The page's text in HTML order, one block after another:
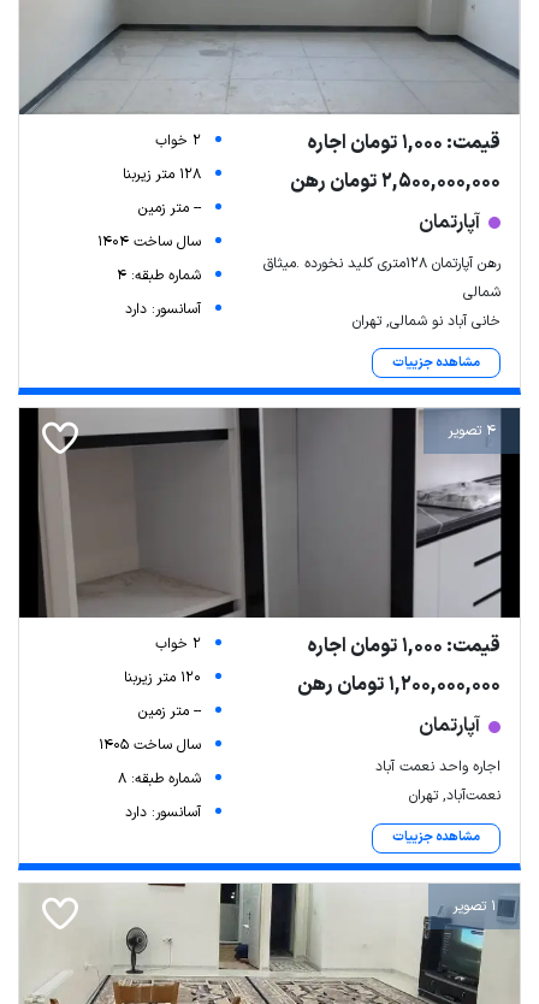
قیمت: 1,000 تومان اجاره
2,500,000,000 تومان رهن
آپارتمان
رهن آپارتمان ۱۲۸متری کلید نخورده .میثاق
شمالی
خانی آباد نو شمالی, تهران
مشاهده جزییات
2 خواب
128 متر زیربنا
-- متر زمین
سال ساخت 1404
شماره طبقه: 4
آسانسور: دارد
4 تصویر
قیمت: 1,000 تومان اجاره
1,200,000,000 تومان رهن
آپارتمان
اجاره واحد نعمت آباد
نعمت‌آباد, تهران
مشاهده جزییات
2 خواب
120 متر زیربنا
-- متر زمین
سال ساخت 1405
شماره طبقه: 8
آسانسور: دارد
1 تصویر